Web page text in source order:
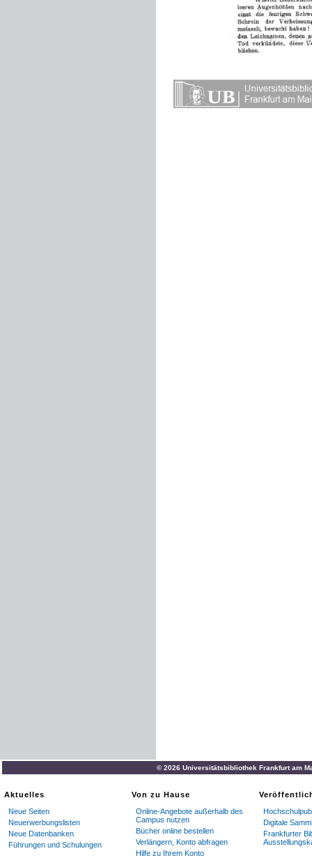
© 2026 Universitätsbibliothek Frankfurt am
Aktuelles
Neue Seiten
Neuerwerbungslisten
Neue Datenbanken
Führungen und Schulungen
Von zu Hause
Online-Angebote außerhalb des
Campus nutzen
Bücher online bestellen
Verlängern, Konto abfragen
Hilfe zu Ihrem Konto
Digitale
Frankfurter